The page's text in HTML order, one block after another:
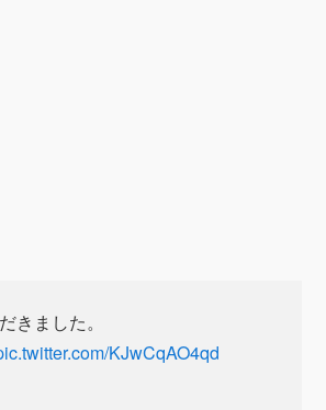
ました。
KJwCqAO4qd